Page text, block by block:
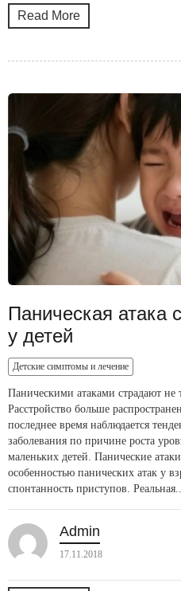
Read More
Паническая атака
у детей
Детские симптомы и лечение
Паническими атаками страдают не
Расстройство больше
последнее время наблюдается
заболевания по причине роста
маленьких детей. Панические
особенностью панических атак у
спонтанность приступов. Реальная...
Admin
17.11.2018